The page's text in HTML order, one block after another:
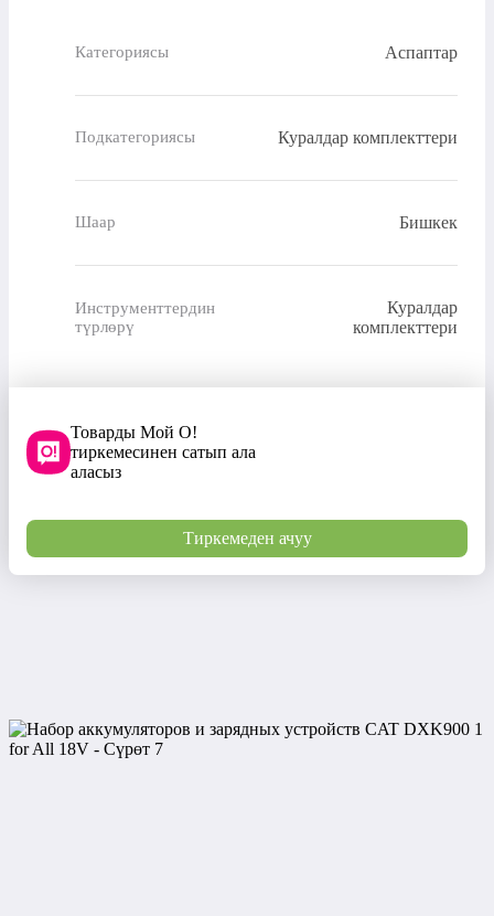
Категориясы Аспаптар
Подкатегориясы Куралдар комплекттери
Шаар Бишкек
Инструменттердин
түрлөрү
Куралдар
комплекттери
Товарды Мой О!
тиркемесинен сатып ала
аласыз
Тиркемеден ачуу